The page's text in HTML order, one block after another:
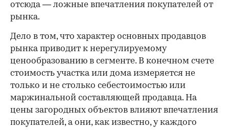
отсюда — ложные впечатления покупателей от
рынка.
Дело в том, что характер основных продавцов
рынка приводит к нерегулируемому
ценообразованию в сегменте. В конечном счете
стоимость участка или дома измеряется не
только и не столько себестоимостью или
маржинальной составляющей продавца. На
цены загородных объектов влияют впечатления
покупателей, а они, как известно, у каждого